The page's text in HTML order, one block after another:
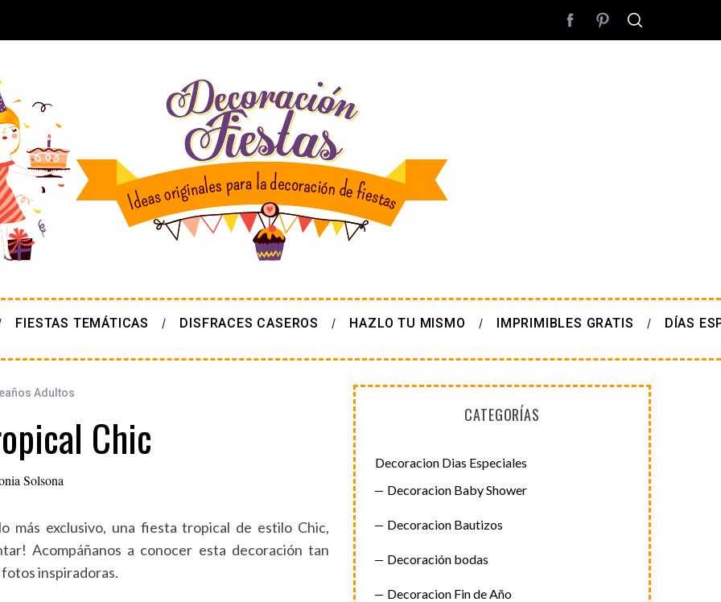
FIESTAS TEMÁTICAS DISFRACES CASEROS HAZLO TU MISMO IMPRIMIBLES GRATIS DÍAS
Adultos
Chic
Solsona
más exclusivo, una fiesta tropical de estilo Chic,
Acompáñanos a conocer esta decoración tan
inspiradoras.
CATEGORÍAS
Decoracion Dias Especiales
Decoracion Baby Shower
Decoracion Bautizos
Decoración bodas
Decoracion Fin de Año